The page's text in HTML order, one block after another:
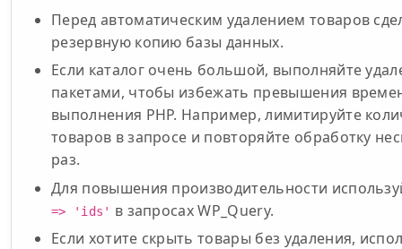
Перед автоматическим удалением товаров
резервную копию базы данных.
Если каталог очень большой, выполняйте
пакетами, чтобы избежать превышения
выполнения PHP. Например, лимитируйте
товаров в запросе и повторяйте обработку
раз.
Для повышения производительности
=> 'ids' в запросах WP_Query.
Если хотите скрыть товары без удаления,